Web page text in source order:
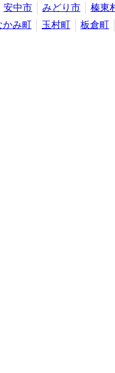
安中市 みどり市 榛東
かみ町 玉村町 板倉町